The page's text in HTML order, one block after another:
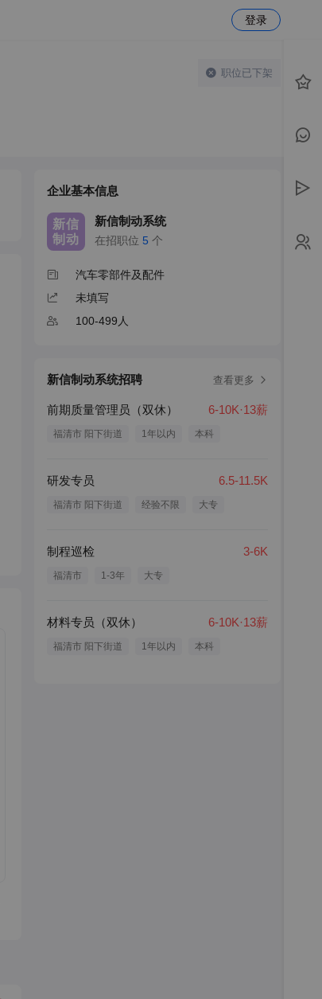
登录
职位已下架
企业基本信息
新信
制动
新信制动系统
在招职位 5 个
汽车零部件及配件
未填写
100-499人
新信制动系统招聘 查看更多
前期质量管理员（双休） 6-10K·13薪
福清市 阳下街道 1年以内 本科
研发专员 6.5-11.5K
福清市 阳下街道 经验不限 大专
制程巡检 3-6K
福清市 1-3年 大专
材料专员（双休） 6-10K·13薪
福清市 阳下街道 1年以内 本科